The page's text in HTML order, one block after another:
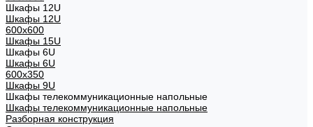
Шкафы 12U
Шкафы 12U
600x600
Шкафы 15U
Шкафы 6U
Шкафы 6U
600x350
Шкафы 9U
Шкафы телекоммуникационные напольные
Шкафы телекоммуникационные напольные
Разборная конструкция